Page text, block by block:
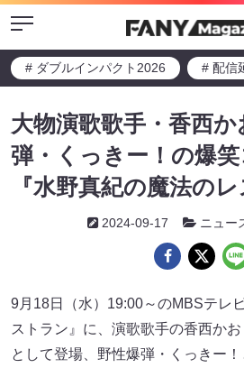
Menu
# ダブルインパクト2026 # 配信
大物演歌歌手・香西
弾・くっきー！の爆
『水野真紀の魔法のレ
2024-09-17 ニュー
9月18日（水）19:00～のMBSテレ
ストラン』に、演歌歌手の香西か
として登場、野性爆弾・くっきー